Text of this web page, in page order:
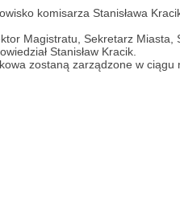
komisarza Stanisława
Magistratu, Sekretarz
Stanisław Kracik.
zostaną zarządzone w